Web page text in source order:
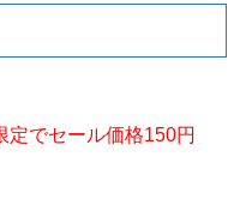
定でセール価格150円